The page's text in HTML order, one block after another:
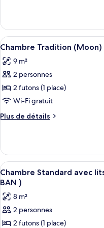
Chambre
Tradition
(Hana)
le
type
de
Chambre
Tradition
Afficher
toutes
les
photos
pour
ce
type
de
Chambre
Tradition
(Moon)
6
Chambre Tradition (Moon)
9 m²
2 personnes
2 futons (1 place)
Wi-Fi gratuit
Plus de détails
Plus
le
type
de
chambre
Chambre
Tradition
(Moon)
Afficher
toutes
les
photos
pour
ce
5
Chambre Standard avec
BAN )
8 m²
2 personnes
2 futons (1 place)